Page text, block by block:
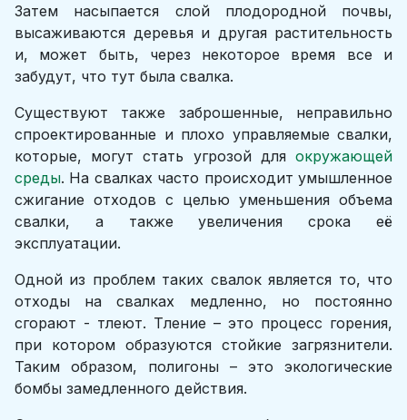
Затем насыпается слой плодородной почвы,
высаживаются деревья и другая растительность
и, может быть, через некоторое время все и
забудут, что тут была свалка.
Существуют также заброшенные, неправильно
спроектированные и плохо управляемые свалки,
которые, могут стать угрозой для окружающей
среды. На свалках часто происходит умышленное
сжигание отходов с целью уменьшения объема
свалки, а также увеличения срока её
эксплуатации.
Одной из проблем таких свалок является то, что
отходы на свалках медленно, но постоянно
сгорают - тлеют. Тление – это процесс горения,
при котором образуются стойкие загрязнители.
Таким образом, полигоны – это экологические
бомбы замедленного действия.